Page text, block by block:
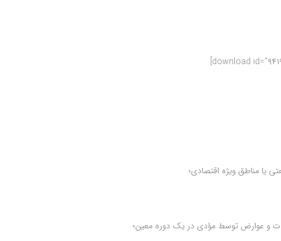
یا مناطق ویژه اقتصادی؛
و عوارض توسط مؤدی در یک دوره معین؛